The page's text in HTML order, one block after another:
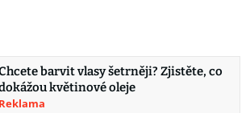
barvit vlasy šetrněji? Zjistěte, co
květinové oleje
Reklama